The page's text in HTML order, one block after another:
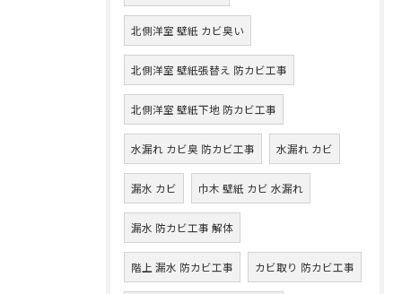
北側洋室 壁紙 カビ臭い
北側洋室 壁紙張替え 防カビ工事
北側洋室 壁紙下地 防カビ工事
水漏れ カビ臭 防カビ工事 水漏れ カビ
漏水 カビ 巾木 壁紙 カビ 水漏れ
漏水 防カビ工事 解体
階上 漏水 防カビ工事 カビ取り 防カビ工事